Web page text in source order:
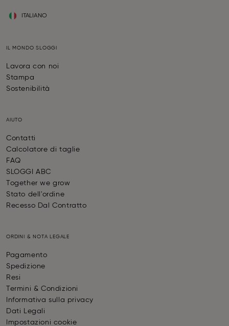
ITALIANO
IL MONDO SLOGGI
Lavora con noi
Stampa
Sostenibilità
AIUTO
Contatti
Calcolatore di taglie
FAQ
SLOGGI ABC
Together we grow
Stato dell'ordine
Recesso Dal Contratto
ORDINI & NOTA LEGALE
Pagamento
Spedizione
Resi
Termini & Condizioni
Informativa sulla privacy
Dati Legali
Impostazioni cookie